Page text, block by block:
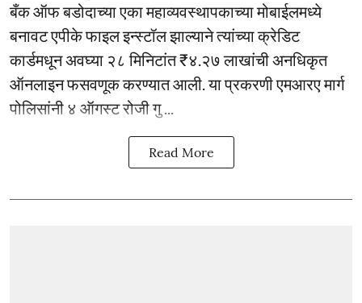
बँक ऑफ बडोदाच्या एका महाव्यवस्थापकाच्या मोबाईलमध्ये
बनावट एपीके फाइल इन्स्टॉल झाल्याने त्यांच्या क्रेडिट
कार्डमधून अवघ्या २८ मिनिटांत ₹४.२७ लाखांची अनधिकृत
ऑनलाइन फसवणूक करण्यात आली. या प्रकरणी एमआरए मार्ग
पोलिसांनी ४ ऑगस्ट रोजी गु ...
Read More